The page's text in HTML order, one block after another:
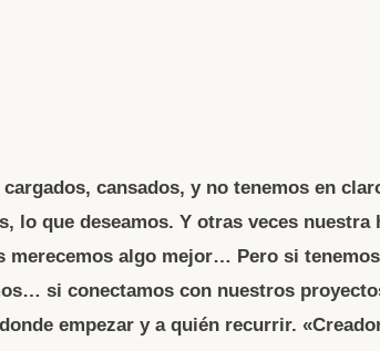
cansados, y no tenemos en
lo que deseamos. Y otras veces nuestra
merecemos algo mejor… Pero si
si conectamos con nuestros
empezar y a quién recurrir.